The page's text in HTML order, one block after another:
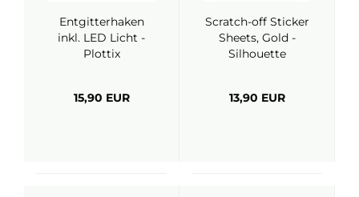
Entgitterhaken
inkl. LED Licht -
Plottix
15,90 EUR
Scratch-off Sticker
Sheets, Gold -
Silhouette
13,90 EUR